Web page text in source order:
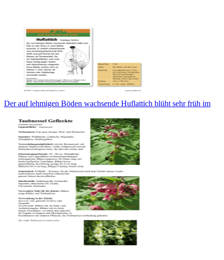
Der auf lehmigen Böden wachsende Huflattich blüht sehr früh im